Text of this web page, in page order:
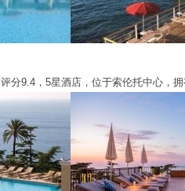
评分9.4，5星酒店，位于索伦托中心，